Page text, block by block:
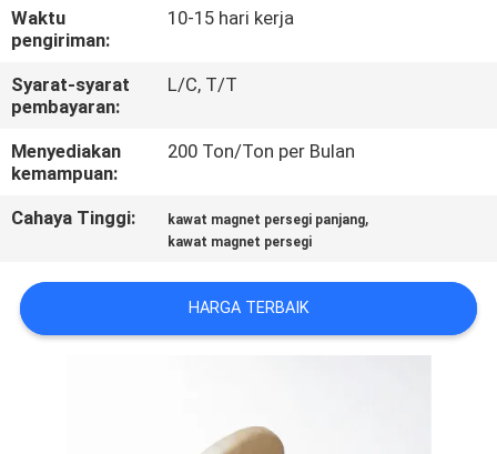
HUBUNGI
KAMI
BERITA
REQUEST
SUATU
SITEMAP
Waktu
pengiriman:
10-15 hari kerja
Syarat-syarat
pembayaran:
L/C, T/T
Menyediakan
kemampuan:
200 Ton/Ton per Bulan
Cahaya Tinggi: kawat magnet persegi panjang,
kawat magnet persegi
HARGA TERBAIK